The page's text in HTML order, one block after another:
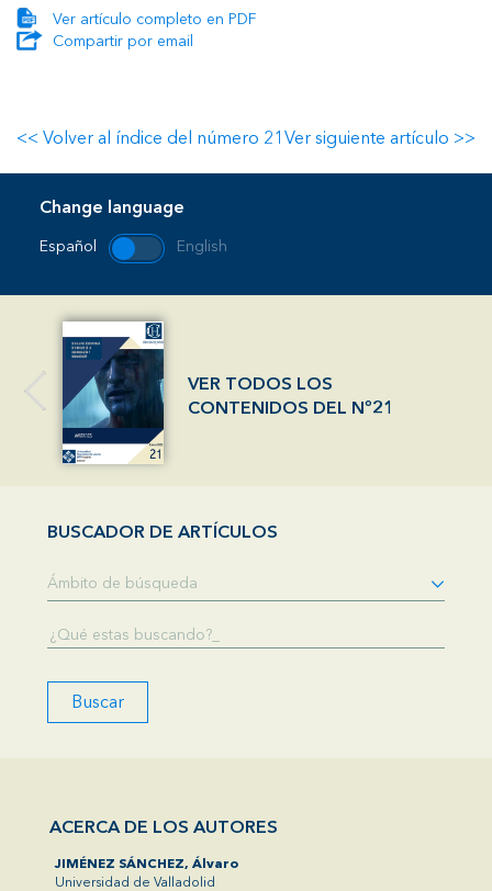
Ver artículo completo en PDF
Compartir por email
<< Volver al índice del número 21 Ver siguiente artículo >>
Change language
Español English
VER TODOS LOS
CONTENIDOS DEL Nº21
BUSCADOR DE ARTÍCULOS
Buscar
ACERCA DE LOS AUTORES
JIMÉNEZ SÁNCHEZ, Álvaro
Universidad de Valladolid